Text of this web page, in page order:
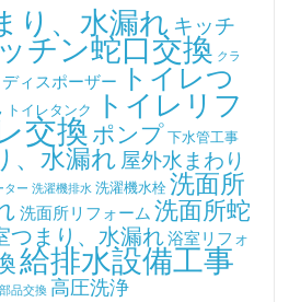
り、水漏れ キッチ
チン蛇口交換 クラ
ディスポーザー トイレつ
トイレタンク トイレリフ
交換ポンプ下水管工事
、水漏れ屋外水まわり
ター 洗濯機排水 洗濯機水栓洗面所
洗面所リフォーム 洗面所蛇
つまり、水漏れ浴室リフォ
給排水設備工事
部品交換 高圧洗浄